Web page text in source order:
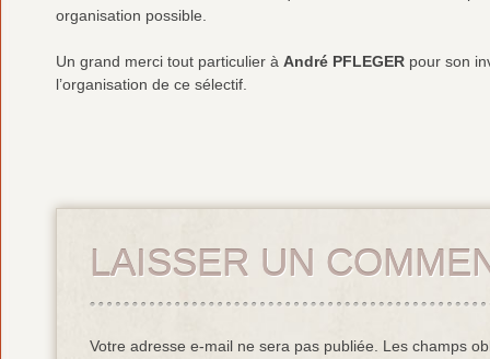
organisation possible.
Un grand merci tout particulier à André PFLEGER pour son
l’organisation de ce sélectif.
LAISSER UN
Votre adresse e-mail ne sera pas publiée. Les champs